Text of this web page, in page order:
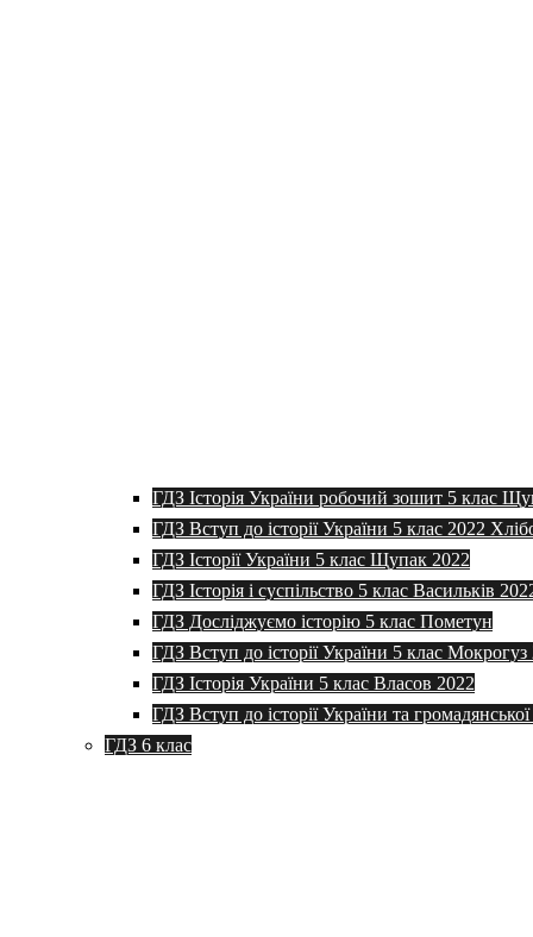
ГДЗ Історія України робочий зошит 5 клас
ГДЗ Вступ до історії України 5 клас 2022
ГДЗ Історії України 5 клас Щупак 2022
ГДЗ Історія і суспільство 5 клас Васильків
ГДЗ Досліджуємо історію 5 клас Пометун
ГДЗ Вступ до історії України 5 клас Мокрогуз
ГДЗ Історія України 5 клас Власов 2022
ГДЗ Вступ до історії України та
ГДЗ 6 клас